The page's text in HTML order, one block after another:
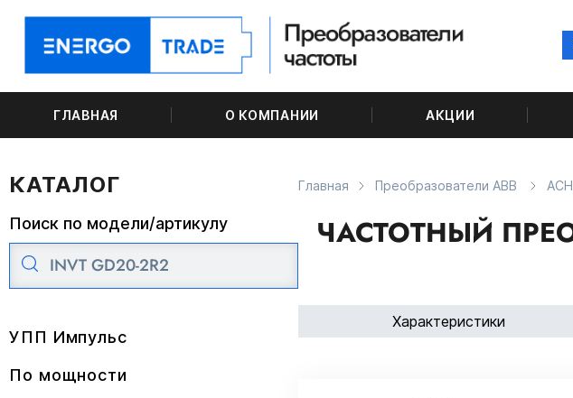
ГЛАВНАЯ О КОМПАНИИ АКЦИИ
КАТАЛОГ Главная Преобразователи ABB
Поиск по модели/артикулу
УПП Импульс
По мощности
ЧАСТОТНЫЙ
Характеристики